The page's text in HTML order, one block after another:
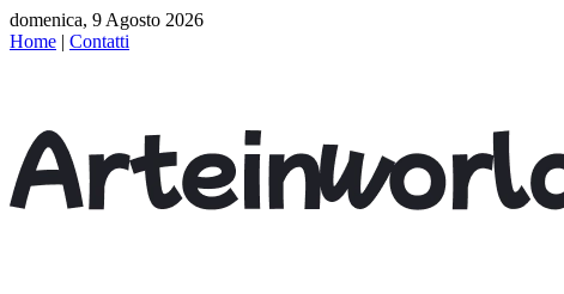
domenica, 9 Agosto 2026
Home | Contatti